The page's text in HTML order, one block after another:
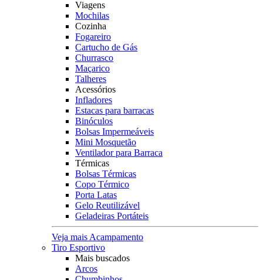
Viagens
Mochilas
Cozinha
Fogareiro
Cartucho de Gás
Churrasco
Maçarico
Talheres
Acessórios
Infladores
Estacas para barracas
Binóculos
Bolsas Impermeáveis
Mini Mosquetão
Ventilador para Barraca
Térmicas
Bolsas Térmicas
Copo Térmico
Porta Latas
Gelo Reutilizável
Geladeiras Portáteis
Veja mais Acampamento
Tiro Esportivo
Mais buscados
Arcos